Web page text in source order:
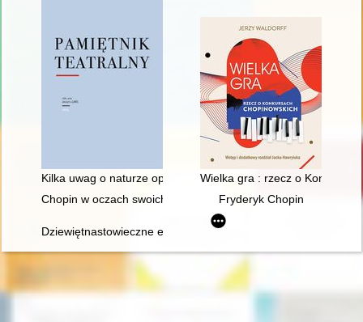
Kilka uwag o naturze opery, czyli dlaczego Fryderyk Chopin
Wielka gra : rzecz o
Chopin w oczach swoich uczniów
Fryderyk Chopin
Dziewiętnastowieczne edycje dzieł Fryderyka Chopina jako